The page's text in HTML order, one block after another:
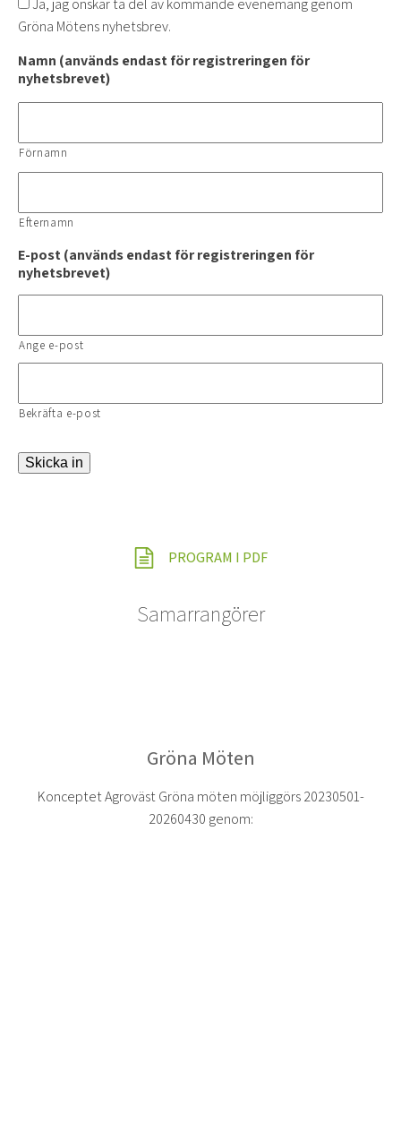
Ja, jag önskar ta del av kommande evenemang genom
Gröna Mötens nyhetsbrev.
Namn (används endast för registreringen för
nyhetsbrevet)
Förnamn
Efternamn
E-post (används endast för registreringen för
nyhetsbrevet)
Ange e-post
Bekräfta e-post
Skicka in
PROGRAM I PDF
Samarrangörer
Gröna Möten
Konceptet Agroväst Gröna möten möjliggörs 20230501-
20260430 genom: